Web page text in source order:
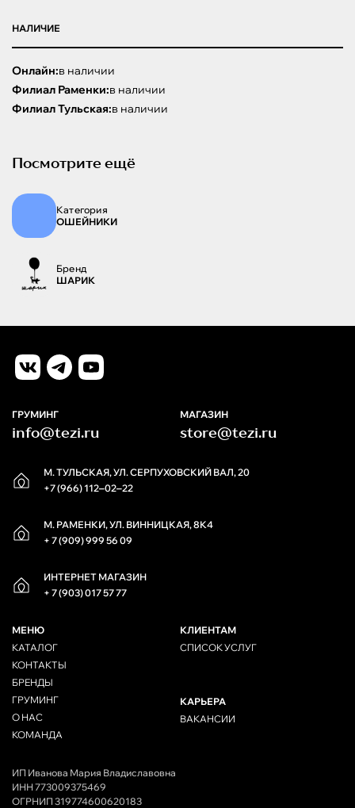
НАЛИЧИЕ
Онлайн:в наличии
Филиал Раменки:в наличии
Филиал Тульская:в наличии
Посмотрите ещё
Категория
ОШЕЙНИКИ
Бренд
ШАРИК
М. ТУЛЬСКАЯ, УЛ. СЕРПУХОВСКИЙ ВАЛ, 20
+7 (966) 112‒02‒22
М. РАМЕНКИ, УЛ. ВИННИЦКАЯ, 8К4
+ 7 (909) 999 56 09
ИНТЕРНЕТ МАГАЗИН
+ 7 (903) 017 57 77
ГРУМИНГ
info@tezi.ru
МАГАЗИН
store@tezi.ru
МЕНЮ
КАТАЛОГ
КОНТАКТЫ
БРЕНДЫ
ГРУМИНГ
О НАС
КОМАНДА
КЛИЕНТАМ
СПИСОК УСЛУГ
КАРЬЕРА
ВАКАНСИИ
ИП Иванова Мария Владиславовна
ИНН 773009375469
ОГРНИП 319774600620183